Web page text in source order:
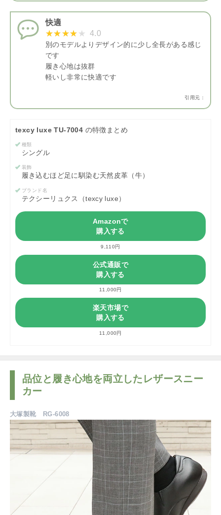
快適
4.0
別のモデルよりデザイン的に少し全長がある感じ
です
履き心地は抜群
軽いし非常に快適です
引用元：
texcy luxe TU-7004 の特徴まとめ
種類
シングル
装飾
履き込むほど足に馴染む天然皮革（牛）
ブランド名
テクシーリュクス（texcy luxe）
Amazonで
購入する
9,110円
公式通販で
購入する
11,000円
楽天市場で
購入する
11,000円
品位と履き心地を両立したレザースニー
カー
大塚製靴 RG-6008